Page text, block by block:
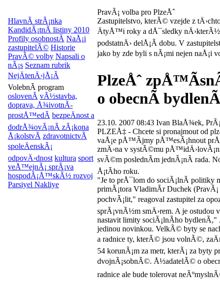
HlavnÃ­ strÃ¡nka
KandidÃ¡tnÃ­ listiny 2010
Profily osobnostÃ­ NaÅ¡i
zastupitelÃ© Historie
PravÃ© volby Napsali o
nÃ¡s Seznam rubrik
NejÄtenÄ›jÅ¡Ã­
VolebnÃ­ program
oslovenÃ­ vÃ½stavba,
doprava, Å¾ivotnÃ­
prostÅ™edÃ­ bezpeÄnost a
dodrÅ¾ovÃ¡nÃ­ zÃ¡kona
Å¡kolstvÃ­ zdravotnictvÃ­
spoleÄenskÃ¡
odpovÄ›dnost kultura sport
veÅ™ejnÃ¡ sprÃ¡va
hospodÃ¡Å™skÃ½ rozvoj
Parsiyel Nakliye
PravÃ¡ volba pro PlzeÅˆ
Zastupitelstvo, kterÃ© vzejde z
ÄtyÅ™i roky a dÅ¯sledky
podstatnÄ› delÅ¡Ã­ dobu. V
jako by zde byli s nÃ¡mi nejen naÅ¡i
PlzeÅˆ
o obecnÃ­ bydlenÃ­
23.10. 2007 08:43 Ivan BlaÅ¾ek,
PLZEÅ‡ - Chcete si pronajmout od
vaÅ¡e pÅ™Ã­jmy pÅ™esÃ¡hnout
zmÄ›na v systÃ©mu
svÃ©m poslednÃ­m jednÃ¡nÃ­ rada.
Å¡tÃ­ho roku.
"Je to prÅ¯lom do sociÃ¡lnÃ­ politiky
primÃ¡tora VladimÃ­r Duchek
pochvÃ¡lit," reagoval zastupitel za
sprÃ¡vnÃ½m smÄ›rem. A je ostudou
nastavit limity sociÃ¡lnÃ­ho
jedinou novinkou. VelkÃ© byty se
a radnice ty, kterÃ© jsou volnÃ©,
54 korunÃ¡m za metr, kterÃ¡ za byty
dvojnÃ¡sobnÃ©. Å½adatelÃ© o
radnice ale bude tolerovat